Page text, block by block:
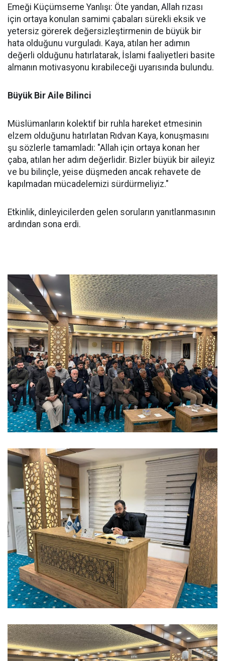
Emeği Küçümseme Yanlışı: Öte yandan, Allah rızası
için ortaya konulan samimi çabaları sürekli eksik ve
yetersiz görerek değersizleştirmenin de büyük bir
hata olduğunu vurguladı. Kaya, atılan her adımın
değerli olduğunu hatırlatarak, İslami faaliyetleri basite
almanın motivasyonu kırabileceği uyarısında bulundu.
Büyük Bir Aile Bilinci
Müslümanların kolektif bir ruhla hareket etmesinin
elzem olduğunu hatırlatan Rıdvan Kaya, konuşmasını
şu sözlerle tamamladı: "Allah için ortaya konan her
çaba, atılan her adım değerlidir. Bizler büyük bir aileyiz
ve bu bilinçle, yeise düşmeden ancak rehavete de
kapılmadan mücadelemizi sürdürmeliyiz."
Etkinlik, dinleyicilerden gelen soruların yanıtlanmasının
ardından sona erdi.